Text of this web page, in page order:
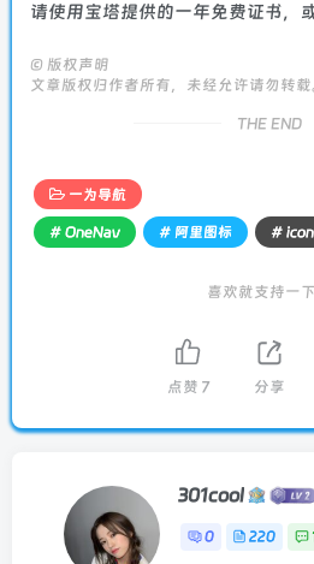
请使用宝塔提供的一年免费证书，
© 版权声明
文章版权归作者所有，未经允许请勿转载
THE END
一为导航
# OneNav # 阿里图标 #
喜欢就支持一
点赞 7 分享
301cool
0 220